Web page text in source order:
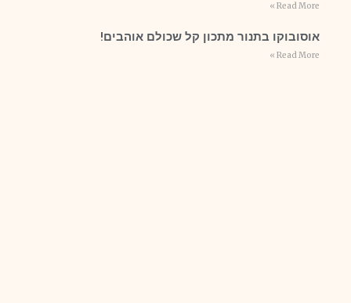
Read More »
אוסובוקו בתנור מתכון קל שכולם אוהבים!
Read More »